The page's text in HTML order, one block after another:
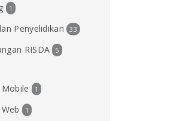
1
Penyelidikan 33
RISDA 5
1
1